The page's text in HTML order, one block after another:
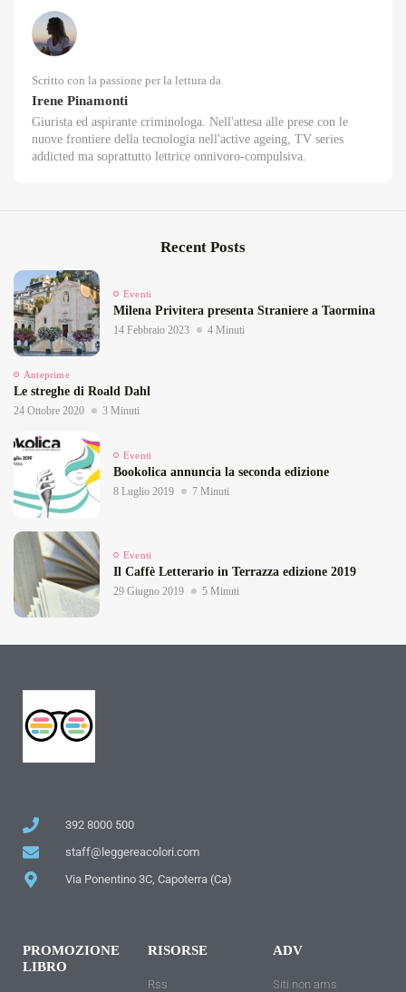
Scritto con la passione per la lettura da
Irene Pinamonti
Giurista ed aspirante criminologa. Nell'attesa alle prese con le
nuove frontiere della tecnologia nell'active ageing, TV series
addicted ma soprattutto lettrice onnivoro-compulsiva.
Recent Posts
Eventi
Milena Privitera presenta Straniere a Taormina
14 Febbraio 2023 4 Minuti
Anteprime
Le streghe di Roald Dahl
24 Ottobre 2020 3 Minuti
Eventi
Bookolica annuncia la seconda edizione
8 Luglio 2019 7 Minuti
Eventi
Il Caffè Letterario in Terrazza edizione 2019
29 Giugno 2019 5 Minuti
392 8000 500
staff@leggereacolori.com
Via Ponentino 3C, Capoterra (Ca)
PROMOZIONE
LIBRO
RISORSE
Rss
ADV
Siti non ams